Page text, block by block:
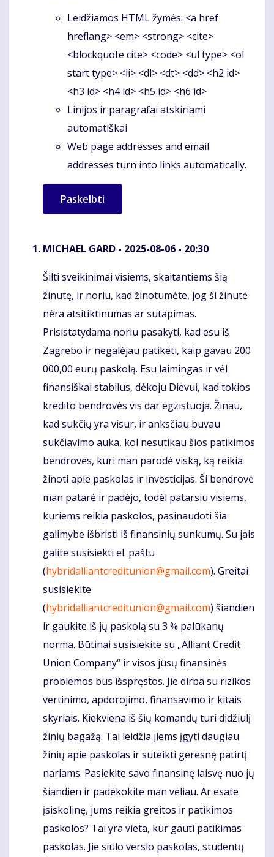
Leidžiamos HTML žymės: <a href
hreflang> <em> <strong> <cite>
<blockquote cite> <code> <ul type> <ol
start type> <li> <dl> <dt> <dd> <h2 id>
<h3 id> <h4 id> <h5 id> <h6 id>
Linijos ir paragrafai atskiriami
automatiškai
Web page addresses and email
addresses turn into links automatically.
MICHAEL GARD - 2025-08-06 - 20:30
Komentaras
Šilti sveikinimai visiems, skaitantiems šią
žinutę, ir noriu, kad žinotumėte, jog ši žinutė
nėra atsitiktinumas ar sutapimas.
Prisistatydama noriu pasakyti, kad esu iš
Zagrebo ir negalėjau patikėti, kaip gavau 200
000,00 eurų paskolą. Esu laimingas ir vėl
finansiškai stabilus, dėkoju Dievui, kad tokios
kredito bendrovės vis dar egzistuoja. Žinau,
kad sukčių yra visur, ir anksčiau buvau
sukčiavimo auka, kol nesutikau šios patikimos
bendrovės, kuri man parodė viską, ką reikia
žinoti apie paskolas ir investicijas. Ši bendrovė
man patarė ir padėjo, todėl patarsiu visiems,
kuriems reikia paskolos, pasinaudoti šia
galimybe išbristi iš finansinių sunkumų. Su jais
galite susisiekti el. paštu
(hybridalliantcreditunion@gmail.com). Greitai
susisiekite
(hybridalliantcreditunion@gmail.com) šiandien
ir gaukite iš jų paskolą su 3 % palūkanų
norma. Būtinai susisiekite su „Alliant Credit
Union Company“ ir visos jūsų finansinės
problemos bus išspręstos. Jie dirba su rizikos
vertinimo, apdorojimo, finansavimo ir kitais
skyriais. Kiekviena iš šių komandų turi didžiulį
žinių bagažą. Tai leidžia jiems įgyti daugiau
žinių apie paskolas ir suteikti geresnę patirtį
nariams. Pasiekite savo finansinę laisvę nuo jų
šiandien ir padėkokite man vėliau. Ar esate
įsiskolinę, jums reikia greitos ir patikimos
paskolos? Tai yra vieta, kur gauti patikimas
paskolas. Jie siūlo verslo paskolas, studentų